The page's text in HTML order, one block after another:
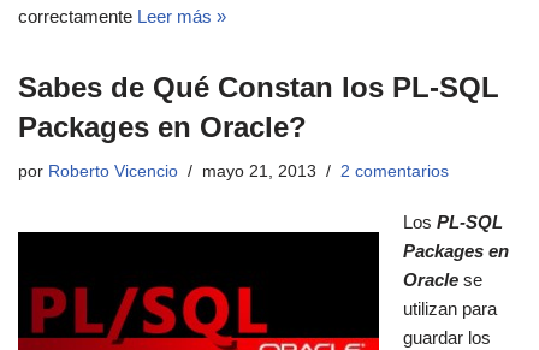
correctamente Leer más »
Sabes de Qué Constan los PL-SQL
Packages en Oracle?
por Roberto Vicencio mayo 21, 2013 2 comentarios
Los PL-SQL
Packages en
Oracle se
utilizan para
guardar los